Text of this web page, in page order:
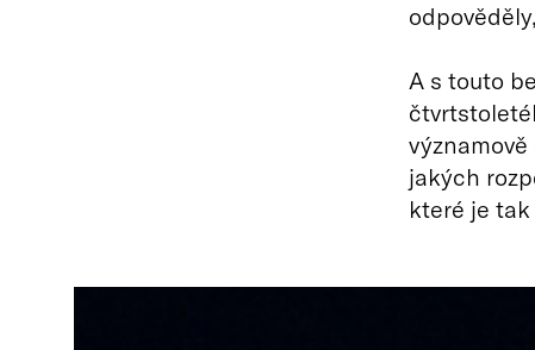
A s touto
jakých
které je